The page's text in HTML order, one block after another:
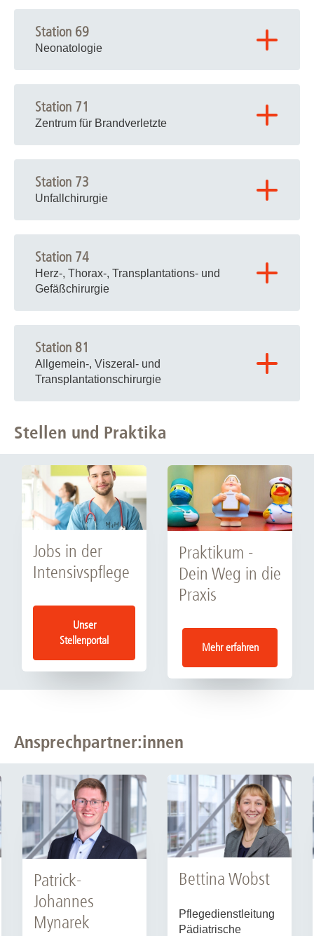
►► Zur Station mit mehr Infos
►►Zur Station mit mehr Infos►►
Station 69
Neonatologie
Station 71
Zentrum für Brandverletzte
►► Zur Station mit mehr Infos►►
Station 73
Unfallchirurgie
►► Zur Station mit mehr Infos►►
Station 74
Herz-, Thorax-, Transplantations- und
Gefäßchirurgie
►► Zur Station mit mehr Infos
Station 81
Allgemein-, Viszeral- und
Transplantationschirurgie
►►Zur Station mit mehr Infos►►
Stellen und Praktika
Jobs in der
Intensivspflege
Unser
Stellenportal
Praktikum -
Dein Weg in die
Praxis
Mehr erfahren
Ansprechpartner:innen
Patrick-
Johannes
Mynarek
Bettina Wobst
Pflegedienstleitung
Pädiatrische